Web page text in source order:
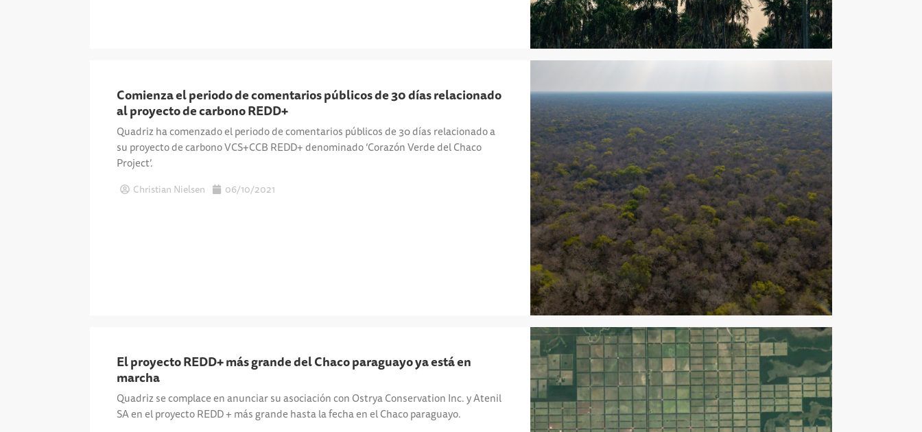
Comienza el periodo de comentarios públicos de 30 días relacionado
al proyecto de carbono REDD+
Quadriz ha comenzado el periodo de comentarios públicos de 30 días relacionado a
su proyecto de carbono VCS+CCB REDD+ denominado ‘Corazón Verde del Chaco
Project’.
Christian Nielsen 06/10/2021
El proyecto REDD+ más grande del Chaco paraguayo ya está en
marcha
Quadriz se complace en anunciar su asociación con Ostrya Conservation Inc. y Atenil
SA en el proyecto REDD + más grande hasta la fecha en el Chaco paraguayo.